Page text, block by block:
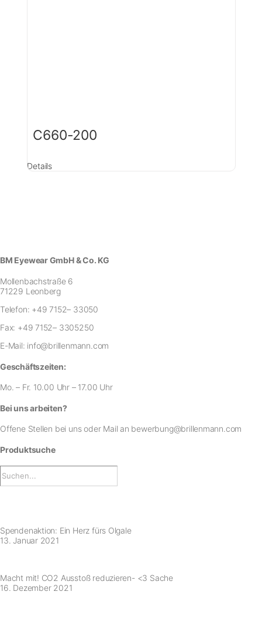
C660-200
Details
BM Eyewear GmbH & Co. KG
Mollenbachstraße 6
71229 Leonberg
Telefon: +49 7152– 33050
Fax: +49 7152– 3305250
E-Mail: info@brillenmann.com
Geschäftszeiten:
Mo. – Fr. 10.00 Uhr – 17.00 Uhr
Bei uns arbeiten?
Offene Stellen bei unsoder Mail an bewerbung@brillenmann.com
Produktsuche
Spendenaktion: Ein Herz fürs Olgale
13. Januar 2021
Macht mit! CO2 Ausstoß reduzieren- <3 Sache
16. Dezember 2021